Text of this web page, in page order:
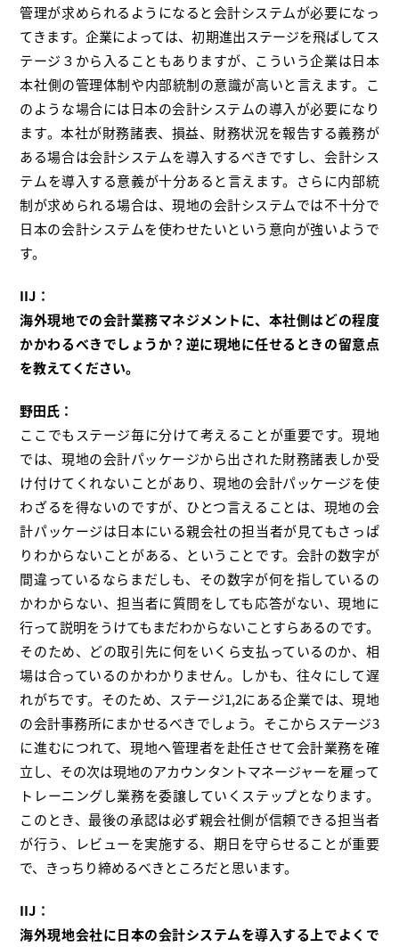
管理が求められるようになると会計システムが必要になっ
てきます。企業によっては、初期進出ステージを飛ばしてス
テージ３から入ることもありますが、こういう企業は日本
本社側の管理体制や内部統制の意識が高いと言えます。こ
のような場合には日本の会計システムの導入が必要になり
ます。本社が財務諸表、損益、財務状況を報告する義務が
ある場合は会計システムを導入するべきですし、会計シス
テムを導入する意義が十分あると言えます。さらに内部統
制が求められる場合は、現地の会計システムでは不十分で
日本の会計システムを使わせたいという意向が強いようで
す。
IIJ：
海外現地での会計業務マネジメントに、本社側はどの程度
かかわるべきでしょうか？逆に現地に任せるときの留意点
を教えてください。
野田氏：
ここでもステージ毎に分けて考えることが重要です。現地
では、現地の会計パッケージから出された財務諸表しか受
け付けてくれないことがあり、現地の会計パッケージを使
わざるを得ないのですが、ひとつ言えることは、現地の会
計パッケージは日本にいる親会社の担当者が見てもさっぱ
りわからないことがある、ということです。会計の数字が
間違っているならまだしも、その数字が何を指しているの
かわからない、担当者に質問をしても応答がない、現地に
行って説明をうけてもまだわからないことすらあるのです。
そのため、どの取引先に何をいくら支払っているのか、相
場は合っているのかわかりません。しかも、往々にして遅
れがちです。そのため、ステージ1,2にある企業では、現地
の会計事務所にまかせるべきでしょう。そこからステージ3
に進むにつれて、現地へ管理者を赴任させて会計業務を確
立し、その次は現地のアカウンタントマネージャーを雇って
トレーニングし業務を委譲していくステップとなります。
このとき、最後の承認は必ず親会社側が信頼できる担当者
が行う、レビューを実施する、期日を守らせることが重要
で、きっちり締めるべきところだと思います。
IIJ：
海外現地会社に日本の会計システムを導入する上でよくで